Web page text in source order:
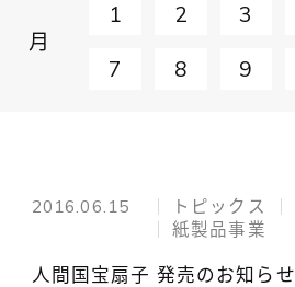
月
1 2 3
7 8 9
2016.06.15 トピックス
紙製品事業
人間国宝扇子 発売のお知らせ